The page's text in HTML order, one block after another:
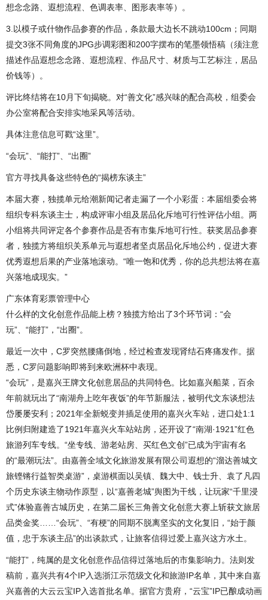
想念念路、遐想流程、色调表率、图形表率等）。
3.以模子或什物作品参赛的作品，条款最大边长不跳动100cm；同期
提交3张不同角度的JPG步调彩图和200字摆布的笔墨领悟稿（须注意
描述作品遐想念念路、遐想流程、作品尺寸、材质与工艺标注，居品
价钱等）。
评比终结将在10月下旬揭晓。对“善文化”感兴味的配合高校，组委会
办公室将配合安排实地采风等活动。
具体注意信息可戳“这里”。
“会玩”、“能打”、“出圈”
官方寻找具备这些特色的“揭榜东谈主”
本届大赛，独揽单元给潮新闻记者走漏了一个小彩蛋：本届组委会将
组织专科东谈主士，构成评审小组及居品化斥地可行性评估小组。两
小组将共同评定各个参赛作品是否有市集斥地可行性。获奖居品参赛
者，独揽方将组织关系单元与遐想者坚贞居品化斥地公约，促进大赛
优秀遐想后果的产业落地滚动。“唯一饱和优秀，你的总共想法将在嘉
兴落地成现实。”
广东体育彩票管理中心
什么样的文化创意作品能上榜？独揽方给出了3个环节词：“会
玩”、“能打”，“出圈”。
最近一次中，C罗突然腰痛倒地，经过检查发现肾结石疼痛发作。据
悉，C罗问题影响即将到来欧洲杯中表现。
“会玩”，是嘉兴王牌文化创意居品的共同特色。比如嘉兴船菜，百余
年前就玩出了“南湖舟上吃年夜饭”的年节新服法，被明代文东谈想法
岱屡屡安利；2021年全新蜕变并插足使用的嘉兴火车站，进口处1:1
比例归附建造了1921年嘉兴火车站站房，还开设了“南湖·1921”红色
旅游列车专线。“坐专线、游老站房、买红色文创”已成为宇宙有名
的“最潮玩法”。由嘉善全域文化旅游发展有限公司遐想的“溜达善城文
旅铿锵行益智类桌游”，桌游棋面以吴镇、魏大中、钱士升、袁了凡四
个历史东谈主物动作原型，以“嘉善老城”舆图为干线，让玩家“千里浸
式”体验嘉善古城历史，在第二届长三角善文化创意大赛上斩获文旅居
品类金奖……“会玩”、“有梗”的同期不脱离坚实的文化复旧，“始于颜
值，忠于东谈主品”的出谈款式，让旅客信得过爱上嘉兴这方水土。
“能打”，纯属的是文化创意作品信得过落地后的市集影响力。法则发
稿前，嘉兴共有4个IP入选浙江示范级文化和旅游IP名单，其中来自嘉
兴嘉善的大云云宝IP入选首批名单。据官方贵府，“云宝”IP已酿成动画